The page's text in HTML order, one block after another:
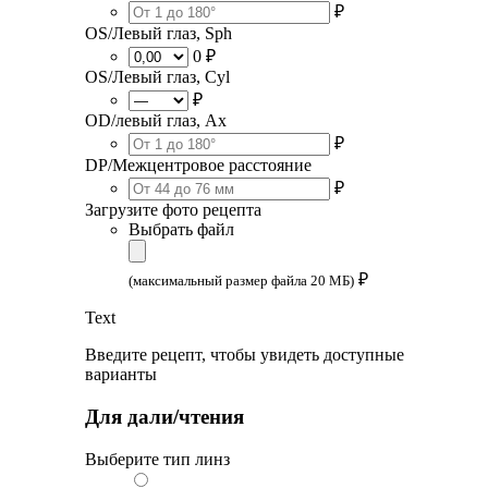
₽
OS/Левый глаз, Sph
0 ₽
OS/Левый глаз, Cyl
₽
OD/левый глаз, Ax
₽
DP/Межцентровое расстояние
₽
Загрузите фото рецепта
Выбрать файл
(максимальный размер файла 20 МБ) ₽
Text
Введите рецепт, чтобы увидеть доступные
варианты
Для дали/чтения
Выберите тип линз